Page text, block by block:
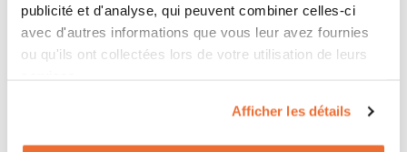
publicité et d'analyse, qui peuvent combiner celles-ci
avec d'autres informations que vous leur avez fournies
ou qu'ils ont collectées lors de votre utilisation de leurs
Afficher les détails
Contagion VR 2145
Jeu de science-fiction coopératif, avec une map
exclusive créée spécialement pour notre salle VR